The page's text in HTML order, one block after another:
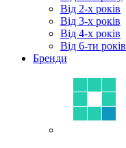
Від 2-х років
Від 3-х років
Від 4-х років
Від 6-ти років
Бренди